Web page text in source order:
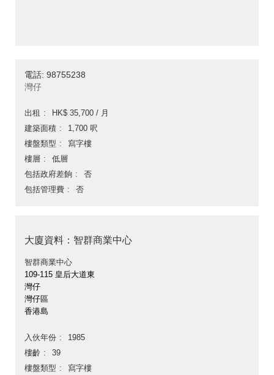
電話: 98755238
灣仔
出租
HK$ 35,700 / 月
建築面積
1,700 呎
樓盤類型
寫字樓
樓層
低層
包括政府差餉
否
包括管理費
否
大廈資料：智群商業中心
智群商業中心
109-115 皇后大道東
灣仔
灣仔區
香港島
入伙年份
1985
樓齡
39
樓盤類型
寫字樓